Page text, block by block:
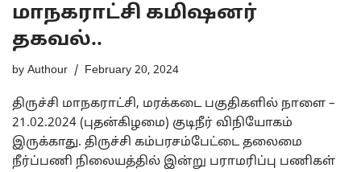
மாநகராட்சி கமிஷனர்
தகவல்..
by Authour February 20, 2024
திருச்சி மாநகராட்சி, மரக்கடை பகுதிகளில் நாளை –
21.02.2024 (புதன்கிழமை) குடிநீர் விநியோகம்
இருக்காது. திருச்சி கம்பரசம்பேட்டை தலைமை
நீர்ப்பணி நிலையத்தில் இன்று பராமரிப்பு பணிகள்